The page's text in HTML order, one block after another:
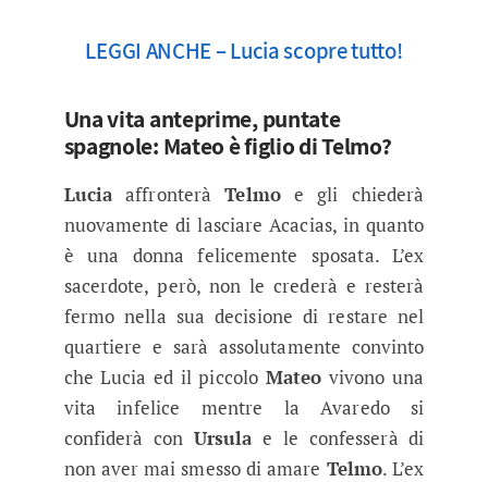
LEGGI ANCHE – Lucia scopre tutto!
Una vita anteprime, puntate
spagnole: Mateo è figlio di Telmo?
LuciaaffronteràTelmoe gli chiederà
nuovamente di lasciare Acacias, in quanto
è una donna felicemente sposata. L’ex
sacerdote, però, non le crederà e resterà
fermo nella sua decisione di restare nel
quartiere e sarà assolutamente convinto
che Lucia ed il piccolo Mateo vivono una
vita infelice mentre la Avaredo si
confiderà con Ursulae le confesserà di
non aver mai smesso di amare Telmo. L’ex